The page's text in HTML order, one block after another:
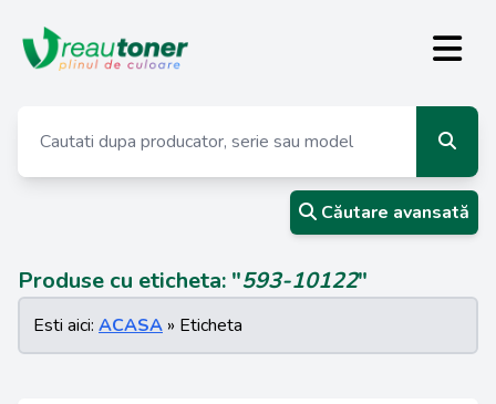
Căutare avansată
Produse cu eticheta: "593-10122"
Esti aici: ACASA » Eticheta